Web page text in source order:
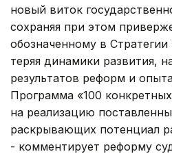
новый виток
сохраняя при этом
обозначенному в Стратегии
теряя динамики развития,
результатов реформ и
Программа «100
на реализацию
раскрывающих потенциал
- комментирует реформу